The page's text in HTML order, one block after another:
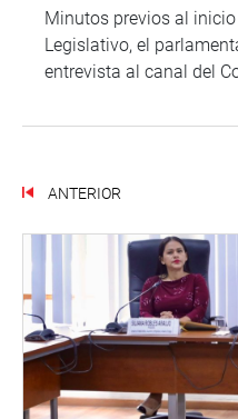
Minutos previos al
Legislativo, el
entrevista al canal del
ANTERIOR